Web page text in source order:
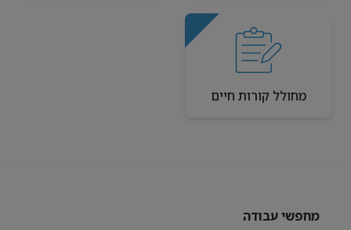
מחולל קורות חיים
מחפשי עבודה